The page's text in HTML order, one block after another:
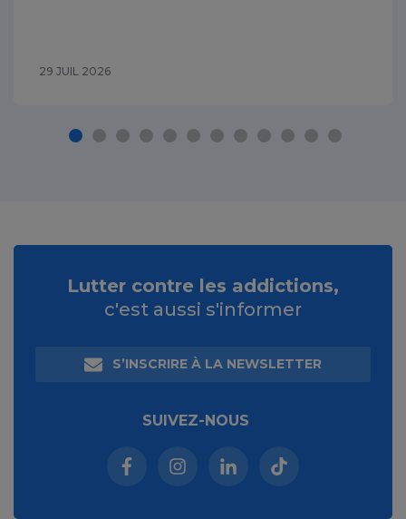
29 JUIL 2026
Lutter contre les addictions,
c'est aussi s'informer
S’INSCRIRE À LA NEWSLETTER
SUIVEZ-NOUS
Facebook (nouvelle fenêtre)
Instagram (nouvelle fenêtre)
Linkedin (nouvelle
Tiktok (nouvelle